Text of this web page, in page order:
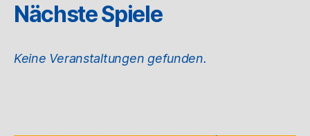
Nächste Spiele
Keine Veranstaltungen gefunden.